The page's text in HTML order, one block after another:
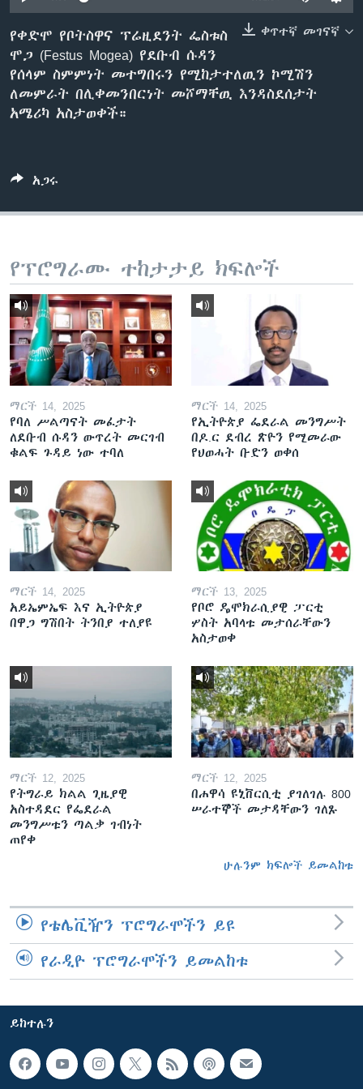
ቋንቋዎች
ቀጥተኛ መገናኛ
የቀድሞ የቦትስዋና ፕሬዚደንት ፌስቱስ
ሞጋ (Festus Mogea) የደቡብ ሱዳን
የሰላም ስምምነት መተግበሩን የሚከታተለዉን ኮሚሽን
ለመምራት በሊቀመንበርነት መሾማቸዉ እንዳስደሰታት
አሜሪካ አስታወቀች።
አጋሩ
የፕሮግራሙ ተከታታይ ክፍሎች
ማርች 14, 2025
የባለ ሥልጣናት መፈታት
ለደቡብ ሱዳን ውጥረት መርገብ
ቁልፍ ጉዳይ ነው ተባለ
ማርች 14, 2025
የኢትዮጵያ ፌደራል መንግሥት
በዶ.ር ደብረ ጽዮን የሚመራው
የህወሓት ቡድን ወቀሰ
ማርች 14, 2025
አይኤምኤፍ እና ኢትዮጵያ
በዋጋ ግሽበት ትንበያ ተለያዩ
ማርች 13, 2025
የቦሮ ዴሞክራሲያዊ ፓርቲ
ሦስት አባላቱ መታሰራቸውን
አስታወቀ
ማርች 12, 2025
የትግራይ ክልል ጊዜያዊ
አስተዳደር የፌደራል
መንግሥቱን ጣልቃ ገብነት
ጠየቀ
ማርች 12, 2025
በሐዋሳ ዩኒቨርሲቲ ያገለገሉ 800
ሠራተኞች መታዳቸውን ገለጹ
ሁሉንም ክፍሎች ይመልከቱ
የቴሌቪዥን ፕሮግራሞችን ይዩ
የራዲዮ ፕሮግራሞችን ይመልከቱ
ይከተሉን